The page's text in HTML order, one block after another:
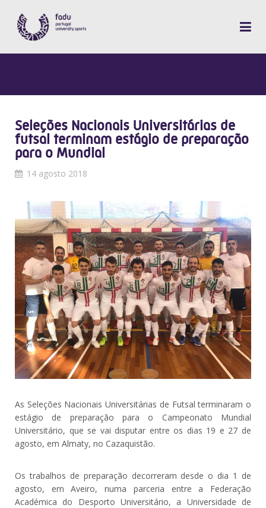
Seleções Nacionais Universitárias de
futsal terminam estágio de preparação
para o Mundial
14 agosto 2018
As Seleções Nacionais Universitárias de Futsal terminaram o
estágio de preparação para o Campeonato Mundial
Universitário, que se vai disputar entre os dias 19 e 27 de
agosto, em Almaty, no Cazaquistão.
Os trabalhos de preparação decorreram desde o dia 1 de
agosto, em Aveiro, numa parceria entre a Federação
Académica do Desporto Universitário, a Universidade de